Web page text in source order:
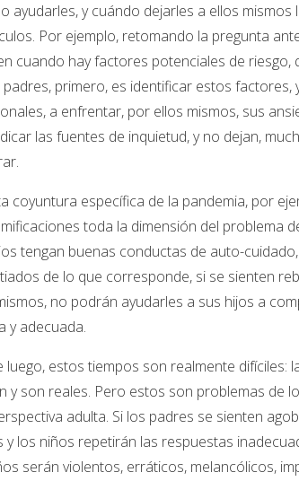
ayudarles, y cuándo dejarles a ellos
Por ejemplo, retomando la pregunta
cuando hay factores potenciales de
padres, primero, es identificar estos
a enfrentar, por ellos mismos, sus
las fuentes de inquietud, y no dejan,
coyuntura específica de la pandemia, por
toda la dimensión del problema
tengan buenas conductas de auto-
de lo que corresponde, si se sienten
no podrán ayudarles a sus hijos a
y adecuada.
luego, estos tiempos son realmente
y son reales. Pero estos son problemas de
adulta. Si los padres se sienten
y los niños repetirán las respuestas
serán violentos, erráticos, melancólicos,